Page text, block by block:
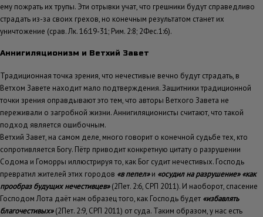
ему пожрать их трупы. Эти отрывки учат, что грешники будут справедливо
страдать из-за своих грехов, но конечным результатом станет их
уничтожение (срав. Лк. 16:19-31; Рим. 2:8; 2Фес.1:6).
Аннигиляционизм и Ветхий Завет
Традиционная точка зрения, что нечестивые вечно будут страдать, в
Ветхом Завете находит мало подтверждения. Защитники традиционной
точки зрения оправдывают это тем, что авторы Ветхого Завета не
переживали о загробной жизни. Аннигиляционисты считают, что такой
подход является ошибочным.
Ветхий Завет, на самом деле, много говорит о конечной судьбе тех, кто
сопротивляется Богу. Пётр приводит конкретную цитату о разрушении
Содома и Гоморры иллюстрируя то, как Бог судит нечестивых. Господь
превратил жителей этих городов «в пепел»и «осудил на разрушение» «как
прообраз будущих нечестивцев»(2Пет. 2:6, СРП 2011). И наоборот, спасение
Господом Лота даёт нам образец того, как Господь будет «избавлять
благочестивых»(2Пет. 2:9, СРП 2011) от суда. Таким образом, у нас есть